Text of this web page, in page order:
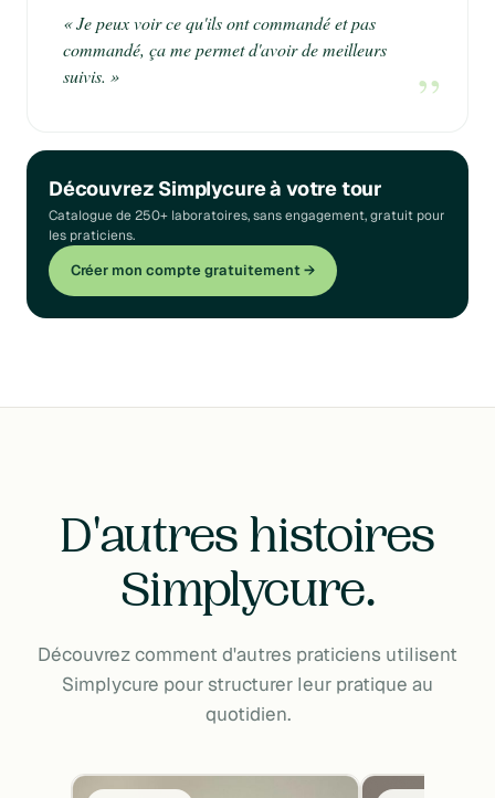
« Je peux voir ce qu'ils ont commandé et pas
commandé, ça me permet d'avoir de meilleurs
suivis. »
”
Découvrez Simplycure à votre tour
Catalogue de 250+ laboratoires, sans engagement, gratuit pour
les praticiens.
Créer mon compte gratuitement →
D'autres histoires
Simplycure.
Découvrez comment d'autres praticiens utilisent
Simplycure pour structurer leur pratique au
quotidien.